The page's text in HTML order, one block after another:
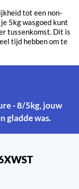
tot een non-
5kg wasgoed kunt
tussenkomst. Dit is
tijd hebben om te
gladde was.